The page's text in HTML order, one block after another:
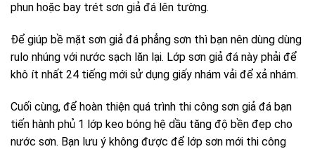
phun hoặc bay trét sơn giả đá lên tường.
Để giúp bề mặt sơn giả đá phẳng sơn thì bạn nên dùng dùng
rulo nhúng với nước sạch lăn lại. Lớp sơn giả đá này phải để
khô ít nhất 24 tiếng mới sử dụng giấy nhám vải để xả nhám.
Cuối cùng, để hoàn thiện quá trình thi công sơn giả đá bạn
tiến hành phủ 1 lớp keo bóng hệ dầu tăng độ bền đẹp cho
nước sơn. Bạn lưu ý không được để lớp sơn mới thi công